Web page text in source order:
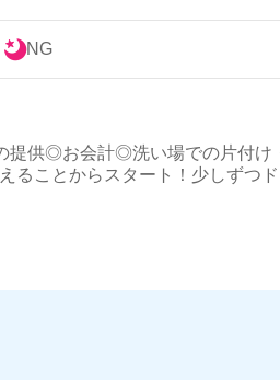
NG
提供◎お会計◎洗い場での片付け
ることからスタート！少しずつ